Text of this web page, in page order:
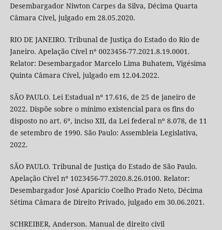
Desembargador Niwton Carpes da Silva, Décima Quarta
Câmara Cível, julgado em 28.05.2020.
RIO DE JANEIRO. Tribunal de Justiça do Estado do Rio de
Janeiro. Apelação Cível nº 0023456-77.2021.8.19.0001.
Relator: Desembargador Marcelo Lima Buhatem, Vigésima
Quinta Câmara Cível, julgado em 12.04.2022.
SÃO PAULO. Lei Estadual nº 17.616, de 25 de janeiro de
2022. Dispõe sobre o mínimo existencial para os fins do
disposto no art. 6º, inciso XII, da Lei federal nº 8.078, de 11
de setembro de 1990. São Paulo: Assembleia Legislativa,
2022.
SÃO PAULO. Tribunal de Justiça do Estado de São Paulo.
Apelação Cível nº 1023456-77.2020.8.26.0100. Relator:
Desembargador José Aparício Coelho Prado Neto, Décima
Sétima Câmara de Direito Privado, julgado em 30.06.2021.
SCHREIBER, Anderson. Manual de direito civil